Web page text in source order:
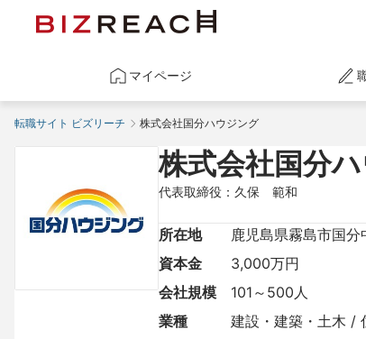
マイページ
転職サイト ビズリーチ 株式会社国分ハウジング
株式会社国分
代表取締役：久保　範和
所在地
鹿児島県霧島市国
資本金
3,000万円
会社規模
101～500人
業種
建設・建築・土木 /